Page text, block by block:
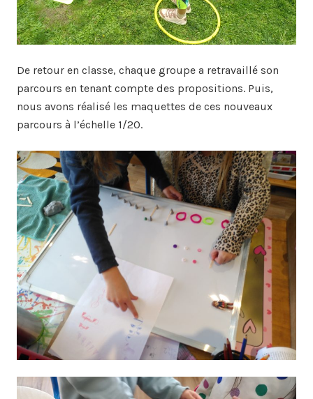
De retour en classe, chaque groupe a retravaillé son
parcours en tenant compte des propositions. Puis,
nous avons réalisé les maquettes de ces nouveaux
parcours à l’échelle 1/20.